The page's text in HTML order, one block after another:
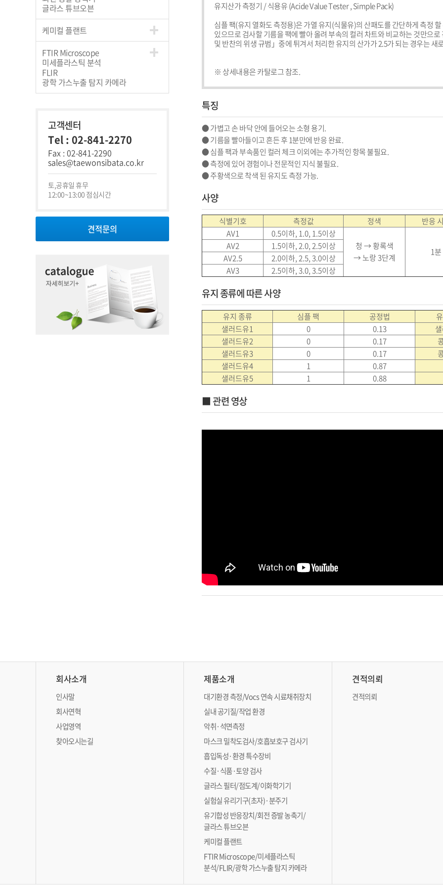
글라스 튜브오븐
케미컬 플랜트
FTIR Microscope
미세플라스틱 분석
FLIR
광학 가스누출 탐지 카메라
고객센터
Tel : 02-841-2270
Fax : 02-841-2290
sales@taewonsibata.co.kr
토,공휴일 휴무
12:00~13:00 점심시간
견적문의
유지산가 측정기 / 식용유 (Acide Value Tester , Simple Pack)
심플 팩(유지 열화도 측정용)은 가열 유지(식물유)의 산패도를 간단하게 측정
있으므로 검사할 기름을 팩에 빨아 올려 부속의 컬러 차트와 비교하는 것만으
및 반찬의 위생 규범」중에 튀겨서 처리한 유지의 산가가 2.5가 되는 경우는
※ 상세내용은 카탈로그 참조.
특징
● 가볍고 손 바닥 안에 들어오는 소형 용기.
● 기름을 빨아들이고 흔든 후 1분만에 반응 완료.
● 심플 팩과 부속품인 컬러 체크 이외에는 추가적인 항목 불필요.
● 측정에 있어 경험이나 전문적인 지식 불필요.
● 주황색으로 착색 된 유지도 측정 가능.
사양
식별기호 측정값 정색
반응
AV1
0.5이하, 1.0, 1.5이상
청 → 황록색
→ 노랑 3단계
1분
AV2
1.5이하, 2.0, 2.5이상
AV2.5
2.0이하, 2.5, 3.0이상
AV3
2.5이하, 3.0, 3.5이상
유지 종류에 따른 사양
유지 종류 심플 팩 공정법
샐러드유1
0 0.13
샐러드유2
0 0.17
샐러드유3
0 0.17
샐러드유4
1
0.87
샐러드유5
1 0.88
■ 관련 영상
회사소개
인사말
회사연혁
사업영역
찾아오시는길
제품소개
대기환경 측정/Vocs 연속 시료채취장치
실내 공기질/작업 환경
악취·석면측정
마스크 밀착도검사/호흡보호구 검사기
흡입독성·환경 특수장비
수질·식품·토양 검사
글라스 필터/점도계/이화학기기
실험실 유리기구(초자)·분주기
유기합성 반응장치/회전 증발 농축기/
글라스 튜브오븐
케미컬 플랜트
FTIR Microscope/미세플라스틱
분석/FLIR/광학 가스누출 탐지 카메라
견적의뢰
견적의뢰